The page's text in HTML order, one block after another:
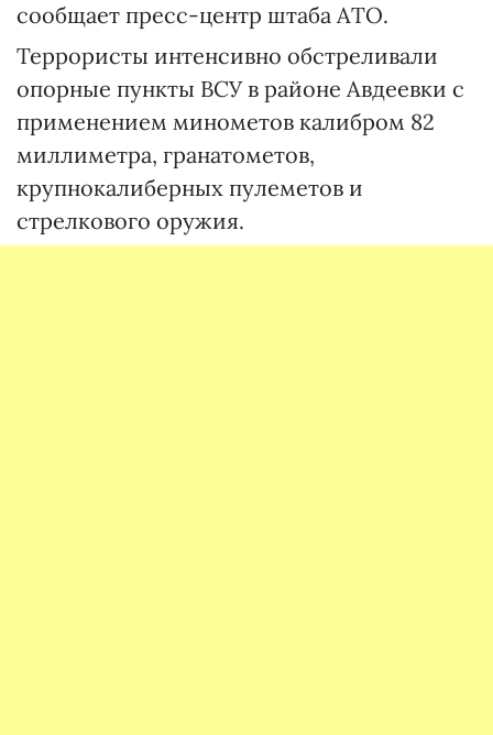
сообщает пресс-центр штаба АТО.
Террористы интенсивно обстреливали
опорные пункты ВСУ в районе Авдеевки с
применением минометов калибром 82
миллиметра, гранатометов,
крупнокалиберных пулеметов и
стрелкового оружия.